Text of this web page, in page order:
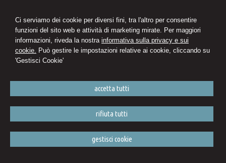
Ci serviamo dei cookie per diversi fini, tra l'altro per consentire
funzioni del sito web e attività di marketing mirate. Per maggiori
informazioni, riveda la nostra informativa sulla privacy e sui
cookie. Può gestire le impostazioni relative ai cookie, cliccando su
'Gestisci Cookie'
accetta tutti
rifiuta tutti
gestisci cookie